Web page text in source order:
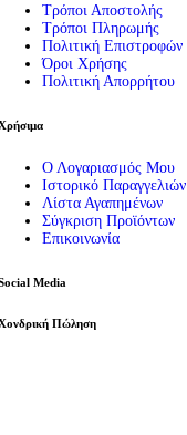
Τρόποι Αποστολής
Τρόποι Πληρωμής
Πολιτική Επιστροφών
Όροι Χρήσης
Πολιτική Απορρήτου
Ο Λογαριασμός Μου
Ιστορικό Παραγγελιών
Λίστα Αγαπημένων
Σύγκριση Προϊόντων
Επικοινωνία
Media
Πώληση